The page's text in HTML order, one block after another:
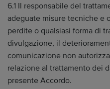
6.1 Il responsabile del
adeguate misure tecniche e
perdite o qualsiasi forma di
divulgazione, il
comunicazione non
relazione al trattamento dei
presente Accordo.